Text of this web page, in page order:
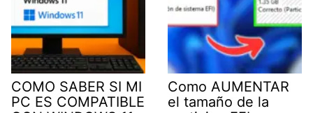
COMO SABER SI MI
PC ES COMPATIBLE
Como AUMENTAR
el tamaño de la